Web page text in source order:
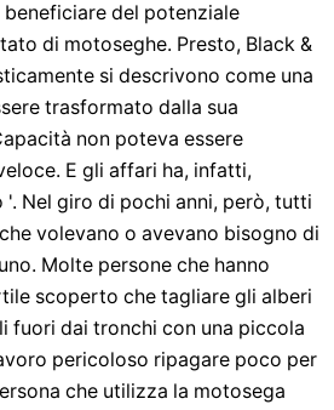
del potenziale
di motoseghe. Presto, Black &
si descrivono come una
trasformato dalla sua
non poteva essere
E gli affari ha, infatti,
'. Nel giro di pochi anni, però, tutti
volevano o avevano bisogno di
Molte persone che hanno
scoperto che tagliare gli alberi
fuori dai tronchi con una piccola
pericoloso ripagare poco per
che utilizza la motosega